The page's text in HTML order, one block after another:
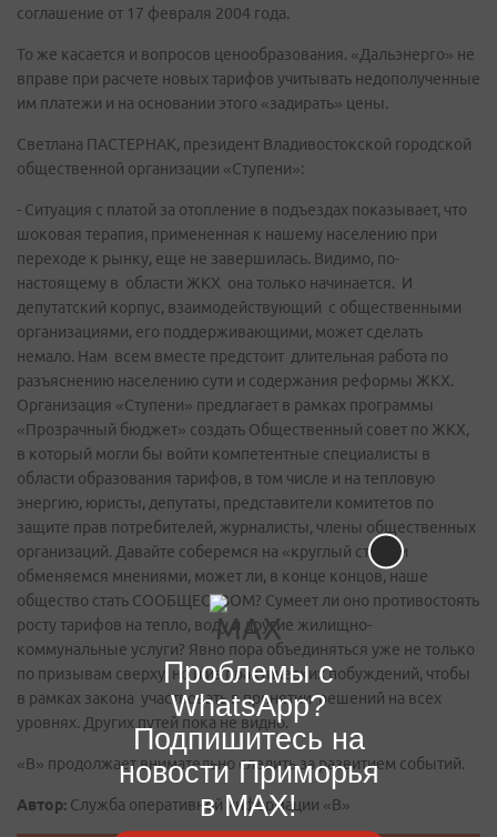
соглашение от 17 февраля 2004 года.
То же касается и вопросов ценообразования. «Дальэнерго» не
вправе при расчете новых тарифов учитывать недополученные
им платежи и на основании этого «задирать» цены.
Светлана ПАСТЕРНАК, президент Владивостокской городской
общественной организации «Ступени»:
- Ситуация с платой за отопление в подъездах показывает, что
шоковая терапия, примененная к нашему населению при
переходе к рынку, еще не завершилась. Видимо, по-
настоящему в области ЖКХ она только начинается. И
депутатский корпус, взаимодействующий с общественными
организациями, его поддерживающими, может сделать
немало. Нам всем вместе предстоит длительная работа по
разъяснению населению сути и содержания реформы ЖКХ.
Организация «Ступени» предлагает в рамках программы
«Прозрачный бюджет» создать Общественный совет по ЖКХ,
в который могли бы войти компетентные специалисты в
области образования тарифов, в том числе и на тепловую
энергию, юристы, депутаты, представители комитетов по
защите прав потребителей, журналисты, члены общественных
организаций. Давайте соберемся на «круглый стол» и
обменяемся мнениями, может ли, в конце концов, наше
общество стать СООБЩЕСТВОМ? Сумеет ли оно противостоять
росту тарифов на тепло, воду и другие жилищно-
коммунальные услуги? Явно пора объединяться уже не только
по призывам сверху, но и из практических побуждений, чтобы
в рамках закона участвовать в принятии решений на всех
уровнях. Других путей пока не видно.
«В» продолжает внимательно следить за развитием событий.
Автор: Cлужба оперативной информации «В»
Проблемы с
WhatsApp?
Подпишитесь на
новости Приморья
в MAX!